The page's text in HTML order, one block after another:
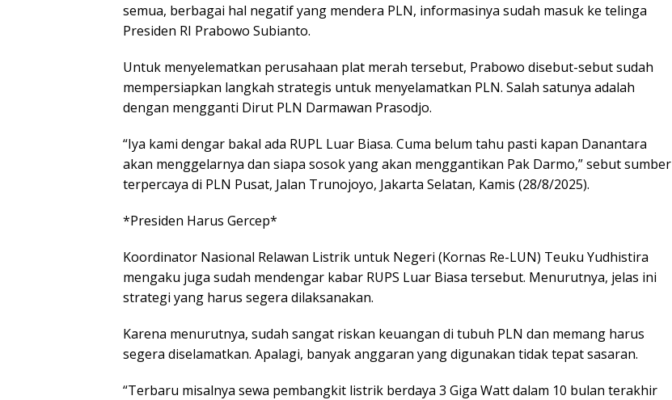
semua, berbagai hal negatif yang mendera PLN, informasinya sudah masuk ke telinga
Presiden RI Prabowo Subianto.
Untuk menyelematkan perusahaan plat merah tersebut, Prabowo disebut-sebut sudah
mempersiapkan langkah strategis untuk menyelamatkan PLN. Salah satunya adalah
dengan mengganti Dirut PLN Darmawan Prasodjo.
“Iya kami dengar bakal ada RUPL Luar Biasa. Cuma belum tahu pasti kapan Danantara
akan menggelarnya dan siapa sosok yang akan menggantikan Pak Darmo,” sebut sumber
terpercaya di PLN Pusat, Jalan Trunojoyo, Jakarta Selatan, Kamis (28/8/2025).
*Presiden Harus Gercep*
Koordinator Nasional Relawan Listrik untuk Negeri (Kornas Re-LUN) Teuku Yudhistira
mengaku juga sudah mendengar kabar RUPS Luar Biasa tersebut. Menurutnya, jelas ini
strategi yang harus segera dilaksanakan.
Karena menurutnya, sudah sangat riskan keuangan di tubuh PLN dan memang harus
segera diselamatkan. Apalagi, banyak anggaran yang digunakan tidak tepat sasaran.
“Terbaru misalnya sewa pembangkit listrik berdaya 3 Giga Watt dalam 10 bulan terakhir